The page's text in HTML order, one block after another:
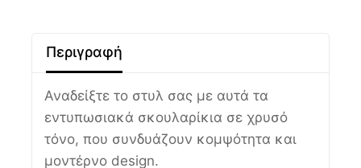
Περιγραφή
Αναδείξτε το στυλ σας με αυτά τα
εντυπωσιακά σκουλαρίκια σε χρυσό
τόνο, που συνδυάζουν κομψότητα και
μοντέρνο design.